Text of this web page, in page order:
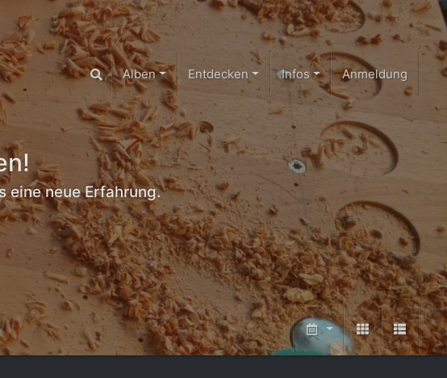
Alben Entdecken Infos Anmeldung
eine neue Erfahrung.